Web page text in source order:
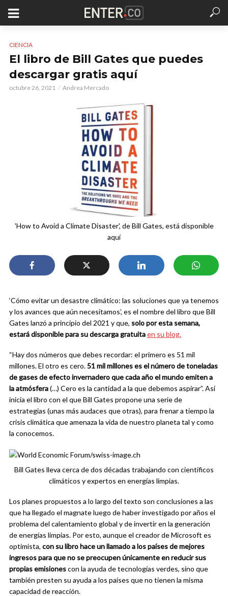
CIENCIA
El libro de Bill Gates que puedes
descargar gratis aquí
octubre 26, 2021 Andrea Mercado
'How to Avoid a Climate Disaster', de Bill Gates, está disponible
aquí
‘Cómo evitar un desastre climático: las soluciones que ya tenemos
y los avances que aún necesitamos’, es el nombre del libro que Bill
Gates lanzó a principio del 2021 y que, solo por esta semana,
estará disponible para su descarga gratuitaen su blog.
“Hay dos números que debes recordar: el primero es 51 mil
millones. El otro es cero.51 mil millones es el número de toneladas
de gases de efecto invernadero que cada año el mundo emiten a
la atmósfera(…) Cero es la cantidad a la que debemos aspirar”. Así
inicia el libro con el que Bill Gates propone una serie de
estrategias (unas más audaces que otras), para frenar a tiempo la
crisis climática que amenaza la vida de nuestro planeta tal y como
la conocemos.
Bill Gates lleva cerca de dos décadas trabajando con científicos
climáticos y expertos en energías limpias.
Los planes propuestos a lo largo del texto son conclusiones a las
que ha llegado el magnate luego de haber investigado por años el
problema del calentamiento global y de invertir en la generación
de energías limpias. Por esto, aunque el creador de Microsoft es
optimista, con su libro hace un llamado a los países de mejores
ingresos para que no se preocupen únicamente en reducir sus
propias emisionescon la ayuda de tecnologías verdes, sino que
también presten su ayuda a los países que no tienen la misma
capacidad de reacción.